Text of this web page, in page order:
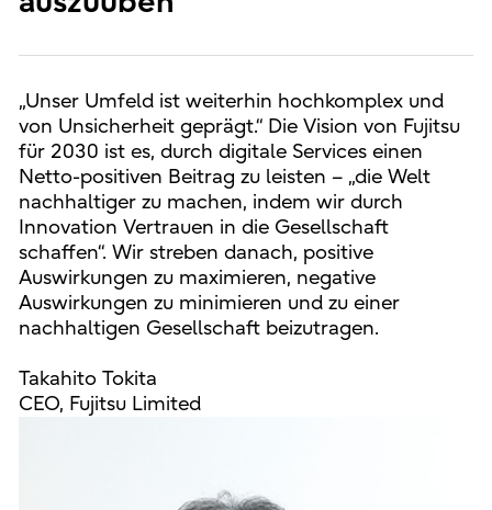
„Unser Umfeld ist weiterhin hochkomplex und
von Unsicherheit geprägt.“ Die Vision von Fujitsu
für 2030 ist es, durch digitale Services einen
Netto-positiven Beitrag zu leisten – „die Welt
nachhaltiger zu machen, indem wir durch
Innovation Vertrauen in die Gesellschaft
schaffen“. Wir streben danach, positive
Auswirkungen zu maximieren, negative
Auswirkungen zu minimieren und zu einer
nachhaltigen Gesellschaft beizutragen.
Takahito Tokita
CEO, Fujitsu Limited